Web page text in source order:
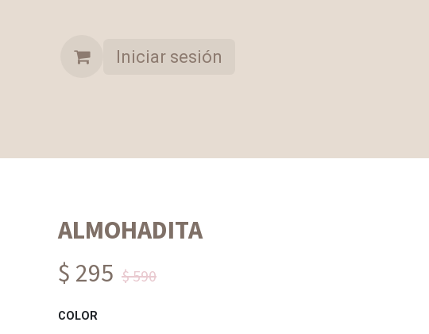
Iniciar sesión
ALMOHADITA
$ 295 $ 590
COLOR